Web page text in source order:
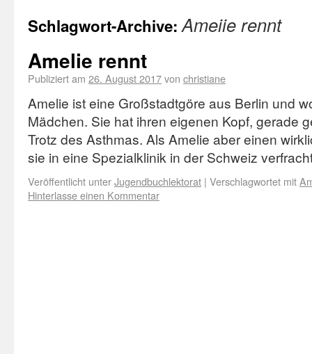
Schlagwort-Archive:Ameiie rennt
Amelie rennt
Publiziert am 26. August 2017von christiane
Amelie ist eine Großstadtgöre aus Berlin und
Mädchen. Sie hat ihren eigenen Kopf, gerade
Trotz des Asthmas. Als Amelie aber einen
sie in eine Spezialklinik in der Schweiz
Veröffentlicht unterJugendbuchlektorat | Verschlagwortet mit
Hinterlasse einen Kommentar